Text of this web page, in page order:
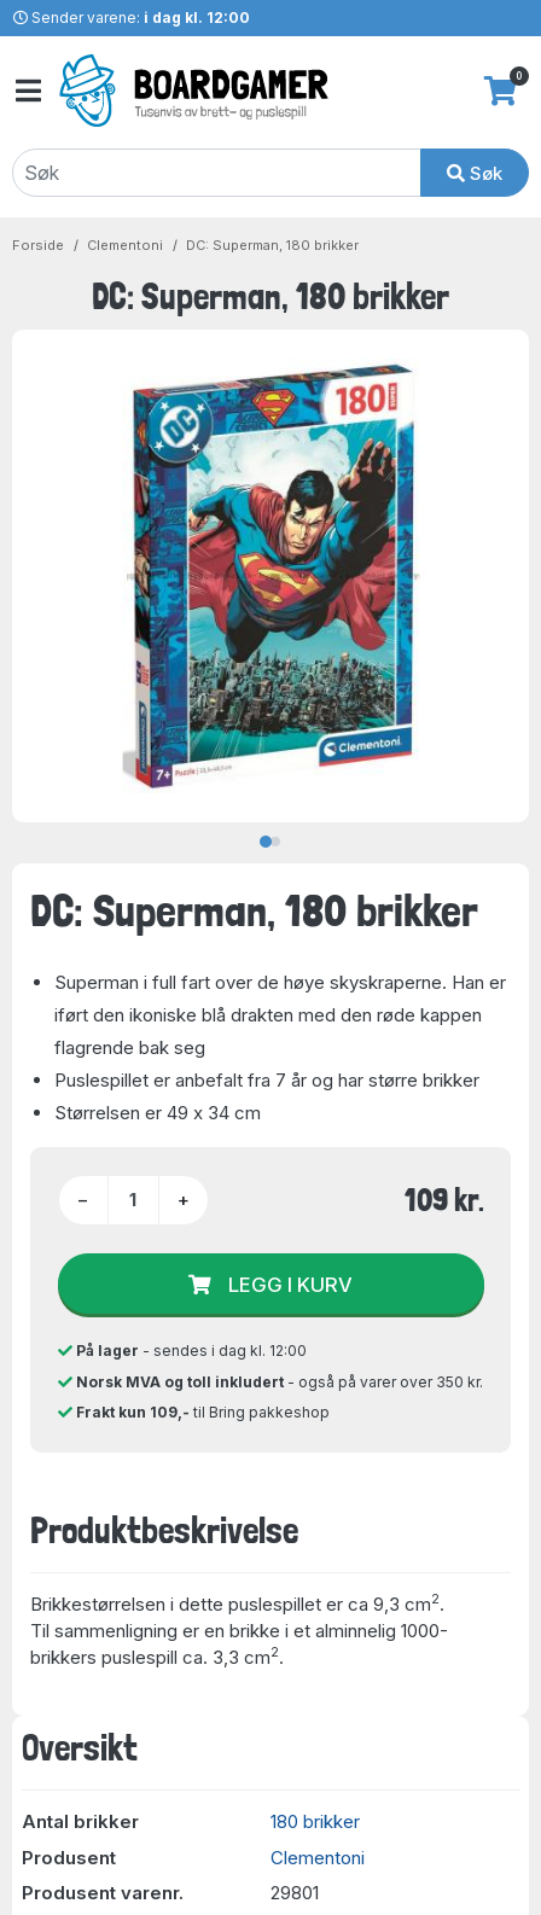
Sender varene: i dag kl. 12:00
Søk
0
Forside Clementoni DC: Superman, 180 brikker
DC: Superman, 180 brikker
Oversikt
Antal brikker
180 brikker
Produsent
Clementoni
Produsent varenr.
29801
DC: Superman, 180 brikker
Superman i full fart over de høye skyskraperne. Han er
iført den ikoniske blå drakten med den røde kappen
flagrende bak seg
Puslespillet er anbefalt fra 7 år og har større brikker
Størrelsen er 49 x 34 cm
− + 109 kr.
LEGG I KURV
På lager - sendes i dag kl. 12:00
Norsk MVA og toll inkludert- også på varer over 350 kr.
Frakt kun 109,- til Bring pakkeshop
Produktbeskrivelse
Brikkestørrelsen i dette puslespillet er ca 9,3 cm2.
Til sammenligning er en brikke i et alminnelig 1000-
brikkers puslespill ca. 3,3 cm2.